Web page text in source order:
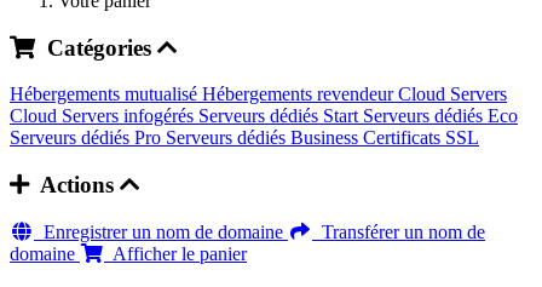
Catégories
Hébergements mutualisé Hébergements revendeurCloud Servers
Cloud Servers infogérés Serveurs dédiés Start Serveurs dédiés Eco
Serveurs dédiés Pro Serveurs dédiés Business Certificats SSL
Actions
Enregistrer un nom de domaine
Transférer un nom de
domaine
Afficher le panier